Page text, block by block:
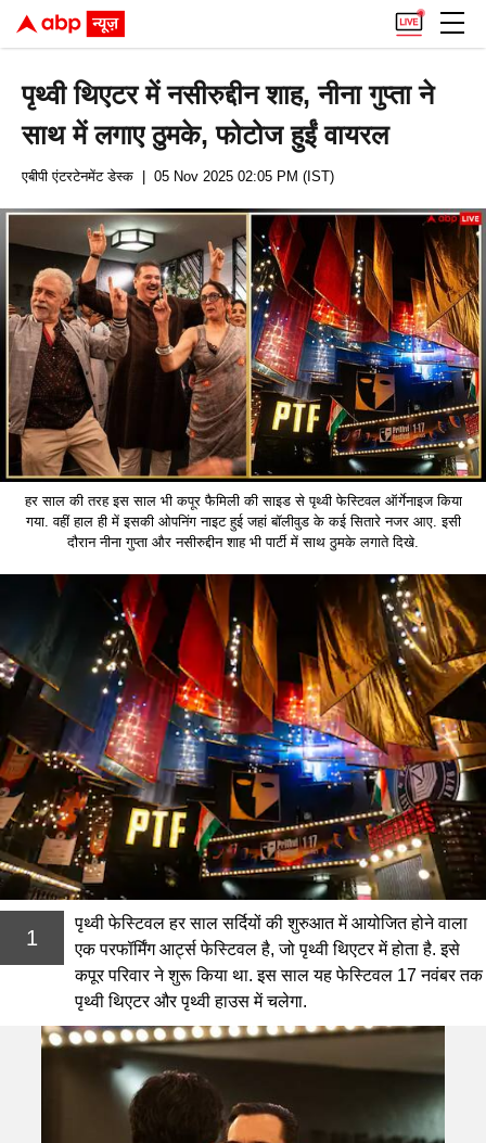
पृथ्वी थिएटर में नसीरुद्दीन शाह, नीना गुप्ता ने
साथ में लगाए ठुमके, फोटोज हुईं वायरल
एबीपी एंटरटेनमेंट डेस्क | 05 Nov 2025 02:05 PM (IST)
हर साल की तरह इस साल भी कपूर फैमिली की साइड से पृथ्वी फेस्टिवल ऑर्गेनाइज किया
गया. वहीं हाल ही में इसकी ओपनिंग नाइट हुई जहां बॉलीवुड के कई सितारे नजर आए. इसी
दौरान नीना गुप्ता और नसीरुद्दीन शाह भी पार्टी में साथ ठुमके लगाते दिखे.
1
पृथ्वी फेस्टिवल हर साल सर्दियों की शुरुआत में आयोजित होने वाला
एक परफॉर्मिंग आर्ट्स फेस्टिवल है, जो पृथ्वी थिएटर में होता है. इसे
कपूर परिवार ने शुरू किया था. इस साल यह फेस्टिवल 17 नवंबर तक
पृथ्वी थिएटर और पृथ्वी हाउस में चलेगा.